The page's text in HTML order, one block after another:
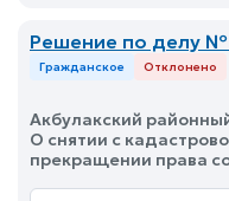
Решение по делу №
Гражданское Отклонено
Акбулакский
О снятии с
прекращении права